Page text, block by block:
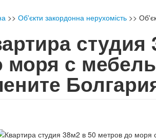
>> Об'єкти закордонна нерухомість >>
моря с